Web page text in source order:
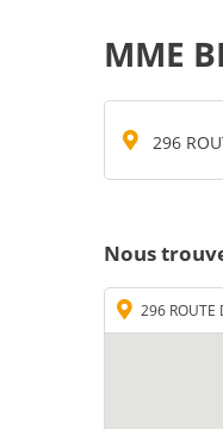
MME
296
Nous
296 ROUTE